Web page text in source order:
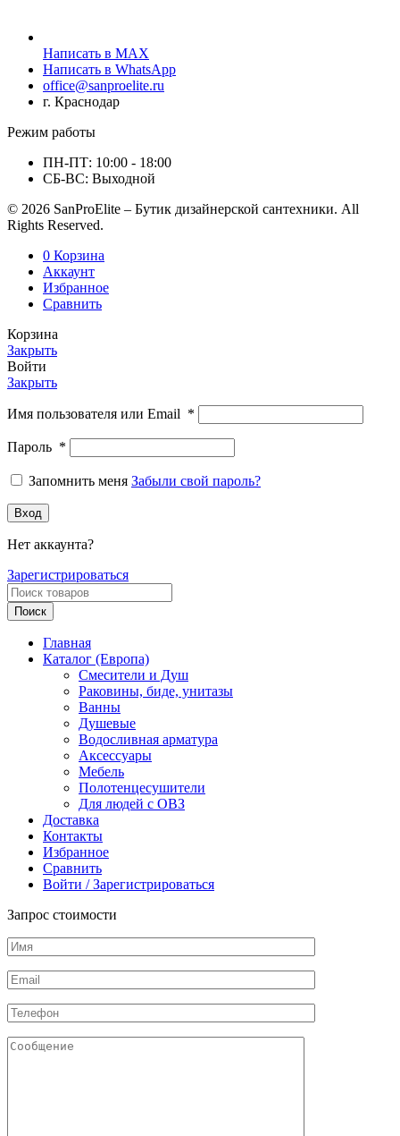
Написать в MAX
Написать в WhatsApp
office@sanproelite.ru
г. Краснодар
Режим работы
ПН-ПТ: 10:00 - 18:00
СБ-ВС: Выходной
© 2026 SanProElite – Бутик дизайнерской сантехники. All
Rights Reserved.
0 Корзина
Аккаунт
Избранное
Сравнить
Корзина
Закрыть
Войти
Закрыть
Имя пользователя или Email *
Пароль *
Запомнить меня Забыли свой пароль?
Вход
Нет аккаунта?
Зарегистрироваться
Поиск
Главная
Каталог (Европа)
Смесители и Душ
Раковины, биде, унитазы
Ванны
Душевые
Водосливная арматура
Аксессуары
Мебель
Полотенцесушители
Для людей с ОВЗ
Доставка
Контакты
Избранное
Сравнить
Войти / Зарегистрироваться
Запрос стоимости